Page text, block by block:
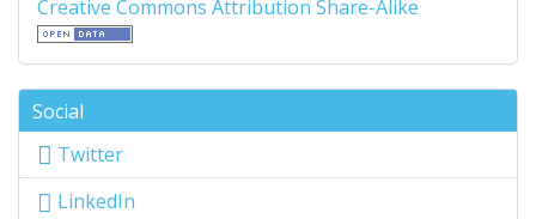
Creative Commons Attribution Share-Alike
Social
Twitter
LinkedIn